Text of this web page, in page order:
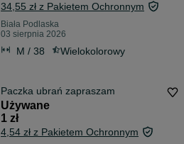
34,55 zł z Pakietem Ochronnym
Biała Podlaska
03 sierpnia 2026
M / 38 Wielokolorowy
Paczka ubrań zapraszam
Używane
1 zł
4,54 zł z Pakietem Ochronnym